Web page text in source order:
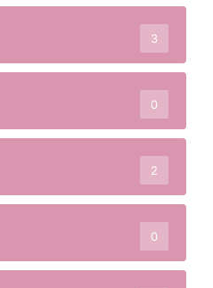
3
0
2
0